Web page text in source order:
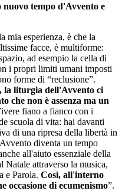
tempo d'Avvento e
mia esperienza, è che la
facce, è multiforme:
ad esempio la cella di
i propri limiti umani imposti
forme di “reclusione”.
la liturgia dell'Avvento ci
che non è assenza ma un
fiano a fianco con i
scuola di vita: hai davanti
di una ripresa della libertà in
diventa un tempo
all'aiuto essenziale della
Natale attraverso la musica,
e Parola. Così, all'interno
occasione di ecumenismo”.